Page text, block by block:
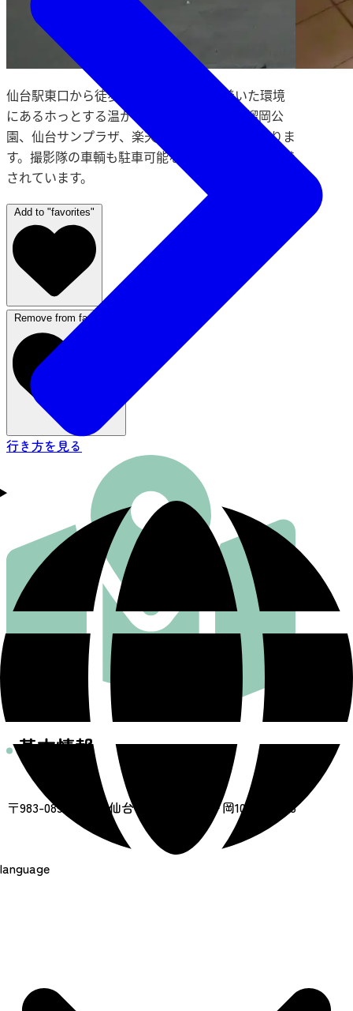
language
仙台駅東口から徒歩10分。閑静で落ち着いた環境
にあるホっとする温かなホテル。周辺には榴岡公
園、仙台サンプラザ、楽天生命パークなどがありま
す。撮影隊の車輌も駐車可能な平置き駐車場が完備
されています。
Add to "favorites"
Remove from favorites
行き方を見る
基本情報
〒983-0851 宮城県仙台市宮城野区榴ヶ岡105番地の3